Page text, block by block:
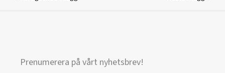
Prenumerera på vårt nyhetsbrev!